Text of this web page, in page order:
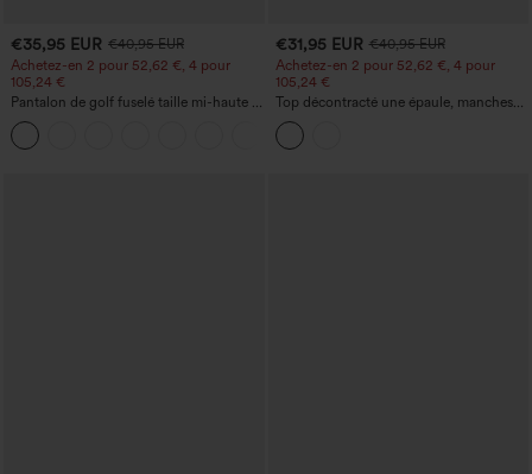
€35,95 EUR €40,95 EUR
Achetez-en 2 pour 52,62 €, 4 pour
105,24 €
Pantalon de golf fuselé taille mi-haute à
cordon, ourlet incurvé, séchage rapide,
avec poches — UPF40+
€31,95 EUR €40,95 EUR
Achetez-en 2 pour 52,62 €, 4 pour
105,24 €
Top décontracté une épaule, manches
courtes, ourlet arrondi hi-low,
soutien‑gorge intégré, motif à pois